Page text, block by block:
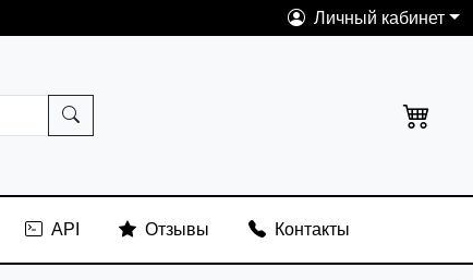
Личный кабинет
API Отзывы Контакты